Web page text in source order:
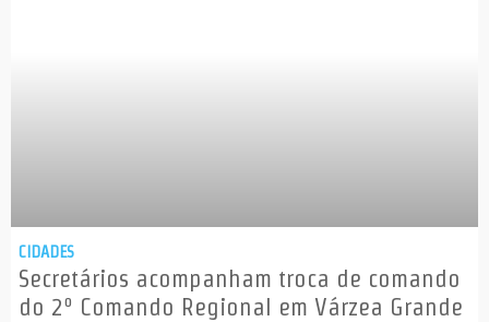
CIDADES
Secretários acompanham troca de comando
do 2º Comando Regional em Várzea Grande